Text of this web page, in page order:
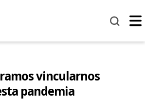
vincularnos
pandemia